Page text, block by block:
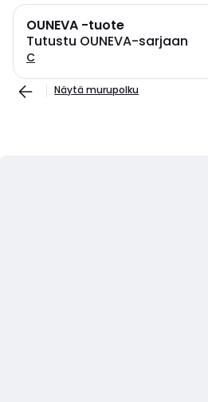
OUNEVA -tuote
Tutustu OUNEVA-sarjaan
C
Näytä murupolku